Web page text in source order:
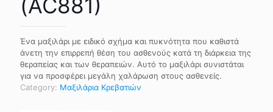
(AC881)
Ένα μαξιλάρι με ειδικό σχήμα και πυκνότητα που καθιστά
άνετη την επιρρεπή θέση του ασθενούς κατά τη διάρκεια της
θεραπείας και των θεραπειών. Αυτό το μαξιλάρι συνιστάται
για να προσφέρει μεγάλη χαλάρωση στους ασθενείς.
Category: Μαξιλάρια Κρεβατιών